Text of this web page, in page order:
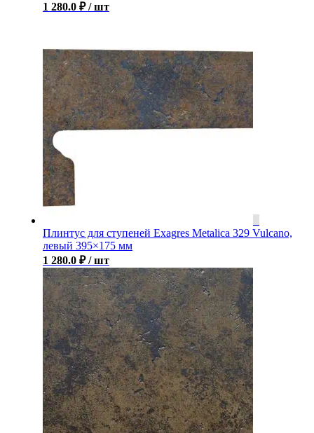
1 280.0 ₽ / шт
Плинтус для ступеней Exagres Metalica 329 Vulcano,
левый 395×175 мм
1 280.0 ₽ / шт